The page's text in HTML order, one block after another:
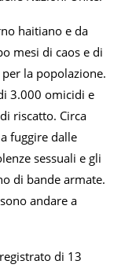
haitiano e da
mesi di caos e di
la popolazione.
3.000 omicidi e
riscatto. Circa
fuggire dalle
sessuali e gli
di bande armate.
andare a
di 13